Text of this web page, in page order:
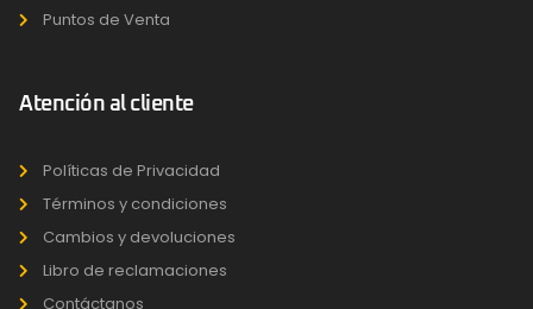
Puntos de Venta
Atención al cliente
Políticas de Privacidad
Términos y condiciones
Cambios y devoluciones
Libro de reclamaciones
Contáctanos